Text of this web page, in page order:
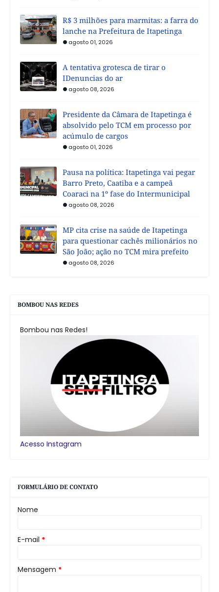
R$ 3 milhões para marmitas: a farra do
lanche na Prefeitura de Itapetinga
agosto 01, 2026
A tentativa grotesca de tirar o
IDenuncias do ar
agosto 08, 2026
Presidente da Câmara de Itapetinga é
absolvido pelo TCM em processo por
acúmulo de cargos
agosto 01, 2026
Pausa na política: Itapetinga vai pegar
Barro Preto, Caatiba e a campeã
Coaraci na 1º fase do Intermunicipal
agosto 08, 2026
MP cita crise na saúde de Itapetinga
para questionar cachês milionários no
São João; ação no TCM mira prefeito
agosto 08, 2026
BOMBOU NAS REDES
Bombou nas Redes!
Acesso Instagram
FORMULÁRIO DE CONTATO
Nome
E-mail *
Mensagem *